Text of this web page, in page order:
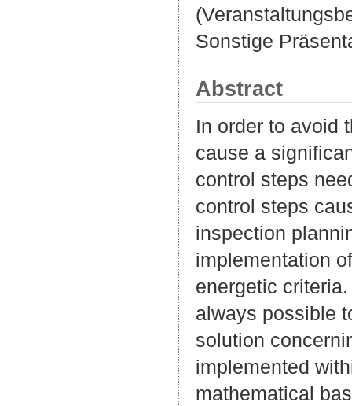
Sonstige
Abstract
In order to avoid
cause a
control steps
control steps
inspection
implementation
energetic
always possible
solution
implemented
mathematical